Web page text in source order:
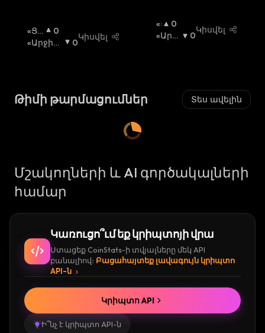
«Ցլ
Ի»
0
«Արջի»
0
Կիսվել
«Ց
Լ
0
«Արջ
0
Կիսվել
Թիմի թարմացումներ Տես ավելին
Մշակողների և AI գործակալների
համար
Կառուցո՞ւմ եք կրիպտոյի վրա
Ստացեք CoinStats-ի տվյալները մեկ API
բանալիով։ Բացահայտեք լավագույն կրիպտո
API-ն
Ի՞նչ է կրիպտո API-ն
Կրիպտո API